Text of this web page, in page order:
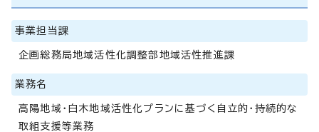
事業担当課
企画総務局地域活性化調整部地域活性推進課
業務名
高陽地域・白木地域活性化プランに基づく自立的・持続的な
取組支援等業務